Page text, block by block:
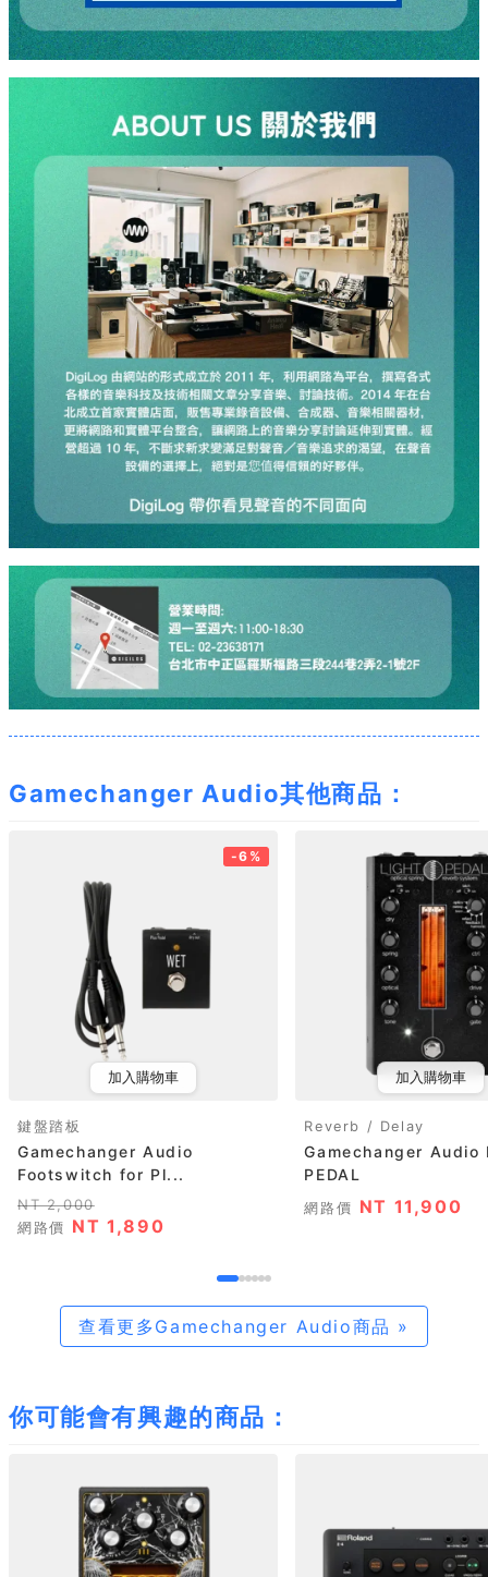
Gamechanger Audio其他商品：
-6%
加入購物車
鍵盤踏板
Gamechanger Audio
Footswitch for Pl...
NT 2,000
網路價 NT 1,890
加入購物車
Reverb / Delay
Gamechanger Audio
PEDAL
網路價 NT 11,900
查看更多Gamechanger Audio商品 »
你可能會有興趣的商品：